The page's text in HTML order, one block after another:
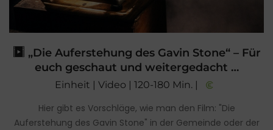
„Die Auferstehung des Gavin Stone“ – Für
euch geschaut und weitergedacht …
Einheit | Video | 120-180 Min. |
Hier gibt es Vorschläge, wie man den Film: "Die
Auferstehung des Gavin Stone" in der Gemeinde oder der